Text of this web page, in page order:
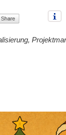
,